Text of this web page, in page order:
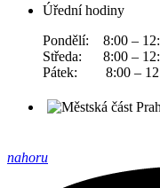
Úřední hodiny
Pondělí: 8:00 –
Středa: 8:00 –
Pátek: 8:00 –
nahoru